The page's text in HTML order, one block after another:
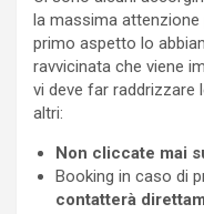
la massima attenzione
primo aspetto lo
ravvicinata che viene
vi deve far raddrizzare
altri:
Non cliccate mai
Booking in caso di
contatterà